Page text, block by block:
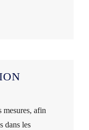
mesures, afin
dans les